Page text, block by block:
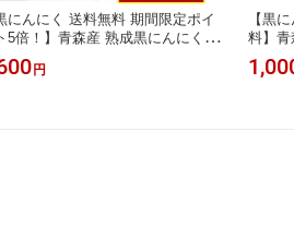
にんにく 送料無料 期間限定ポイ
5倍！】青森産 熟成黒にんにく
【600g】甘い 美味しい 青森県 福
ワイト六片種 使用 無添加 無着色
円
【黒
料】
0g】
福地